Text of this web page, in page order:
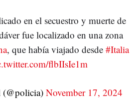
en el secuestro y muerte de
fue localizado en una zona
, que había viajado desde #Italia
flbIIsIe1m
November 17, 2024